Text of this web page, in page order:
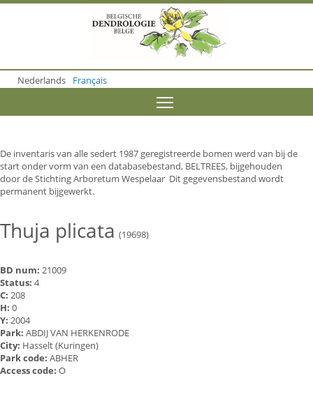
o
m
o
n
t
e
n
Nederlands Français
De inventaris van alle sedert 1987 geregistreerde bomen werd van bij de
start onder vorm van een databasebestand, BELTREES, bijgehouden
door de Stichting Arboretum Wespelaar Dit gegevensbestand wordt
permanent bijgewerkt.
Thuja plicata (19698)
BD num: 21009
Status: 4
C: 208
H: 0
Y: 2004
Park: ABDIJ VAN HERKENRODE
City: Hasselt (Kuringen)
Park code: ABHER
Access code: O